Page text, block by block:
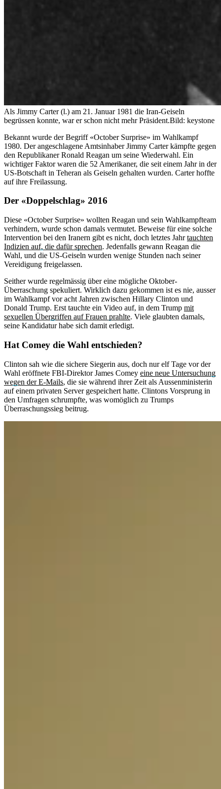
Als Jimmy Carter (l.) am 21. Januar 1981 die Iran-Geiseln
begrüssen konnte, war er schon nicht mehr Präsident.Bild: keystone
Bekannt wurde der Begriff «October Surprise» im Wahlkampf
1980. Der angeschlagene Amtsinhaber Jimmy Carter kämpfte gegen
den Republikaner Ronald Reagan um seine Wiederwahl. Ein
wichtiger Faktor waren die 52 Amerikaner, die seit einem Jahr in der
US-Botschaft in Teheran als Geiseln gehalten wurden. Carter hoffte
auf ihre Freilassung.
Der «Doppelschlag» 2016
Diese «October Surprise» wollten Reagan und sein Wahlkampfteam
verhindern, wurde schon damals vermutet. Beweise für eine solche
Intervention bei den Iranern gibt es nicht, doch letztes Jahrtauchten
Indizien auf, die dafür sprechen. Jedenfalls gewann Reagan die
Wahl, und die US-Geiseln wurden wenige Stunden nach seiner
Vereidigung freigelassen.
Seither wurde regelmässig über eine mögliche Oktober-
Überraschung spekuliert. Wirklich dazu gekommen ist es nie, ausser
im Wahlkampf vor acht Jahren zwischen Hillary Clinton und
Donald Trump. Erst tauchte ein Video auf, in dem Trump mit
sexuellen Übergriffen auf Frauen prahlte. Viele glaubten damals,
seine Kandidatur habe sich damit erledigt.
Hat Comey die Wahl entschieden?
Clinton sah wie die sichere Siegerin aus, doch nur elf Tage vor der
Wahl eröffnete FBI-Direktor James Comey eine neue Untersuchung
wegen der E-Mails, die sie während ihrer Zeit als Aussenministerin
auf einem privaten Server gespeichert hatte. Clintons Vorsprung in
den Umfragen schrumpfte, was womöglich zu Trumps
Überraschungssieg beitrug.